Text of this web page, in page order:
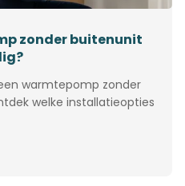
zonder buitenunit
warmtepomp zonder
welke installatieopties